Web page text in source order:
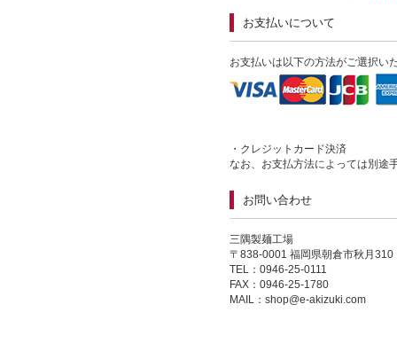
お支払いについて
お支払いは以下の方法がご選択い
・クレジットカード決済
なお、お支払方法によっては別途
お問い合わせ
三隅製麺工場
〒838-0001 福岡県朝倉市秋月310
TEL：0946-25-0111
FAX：0946-25-1780
MAIL： shop@e-akizuki.com